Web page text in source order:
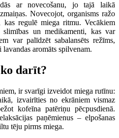
ar novecošanu, jo tajā laikā
Novecojot, organisms ražo
kas regulē miega ritmu. Vecākiem
un medikamenti, kas var
var palīdzēt sabalansēts režīms,
aromāts spilvenam.
darīt?
ir svarīgi izveidot miega rutīnu:
izvairīties no ekrāniem vismaz
kofeīna patēriņu pēcpusdienā.
paņēmienus – elpošanas
tēju pirms miega.